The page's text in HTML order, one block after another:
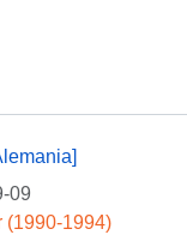
09
(1990-1994)